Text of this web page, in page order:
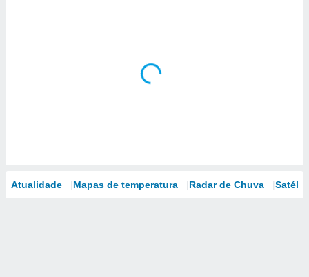
Atualidade Mapas de temperatura Radar de Chuva